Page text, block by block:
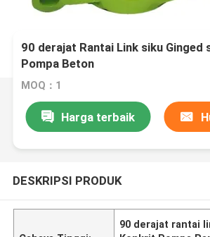
90 derajat Rantai Link siku Ginged
Pompa Beton
MOQ：1
Harga terbaik
DESKRIPSI PRODUK
90 derajat rantai